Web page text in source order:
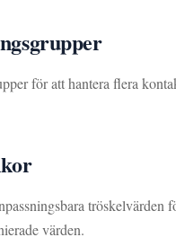
för att hantera flera
värden.